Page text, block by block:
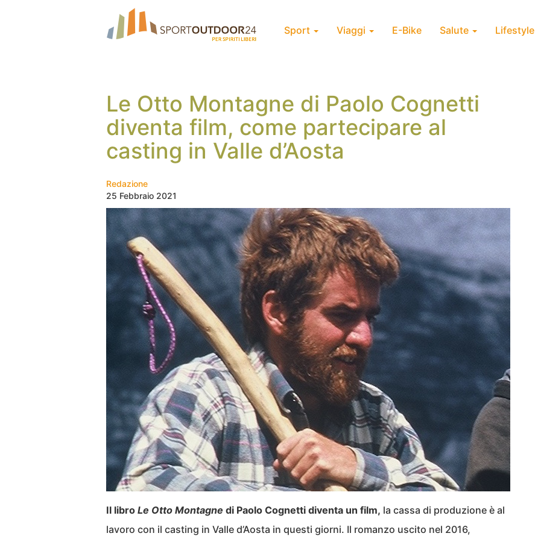
Sport Viaggi E-Bike Salute Lifestyle
Le Otto Montagne di Paolo Cognetti
diventa film, come partecipare al
casting in Valle d’Aosta
Redazione
25 Febbraio 2021
Il libro Le Otto Montagne di Paolo Cognetti diventa un film, la cassa di produzione è al
lavoro con il casting in Valle d’Aosta in questi giorni. Il romanzo uscito nel 2016,